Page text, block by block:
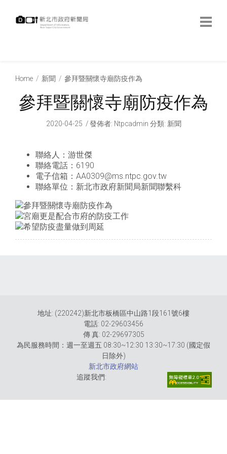
Home 新聞 參拜暨關懷寺廟防疫作為
參拜暨關懷寺廟防疫作為
2020-04-25 發佈者: Ntpcadmin 分類: 新聞
聯絡人：游世傑
聯絡電話：6190
電子信箱：AA0309@ms.ntpc.gov.tw
聯絡單位：新北市政府新聞局新聞聯繫科
地址: (220242)新北市板橋區中山路1段161號6樓
電話: 02-29603456
傳 真: 02-29697305
為民服務時間：週一至週五 08:30~12:30 13:30~17:30 (國定假
日除外)
新北市政府網站
追蹤我們: